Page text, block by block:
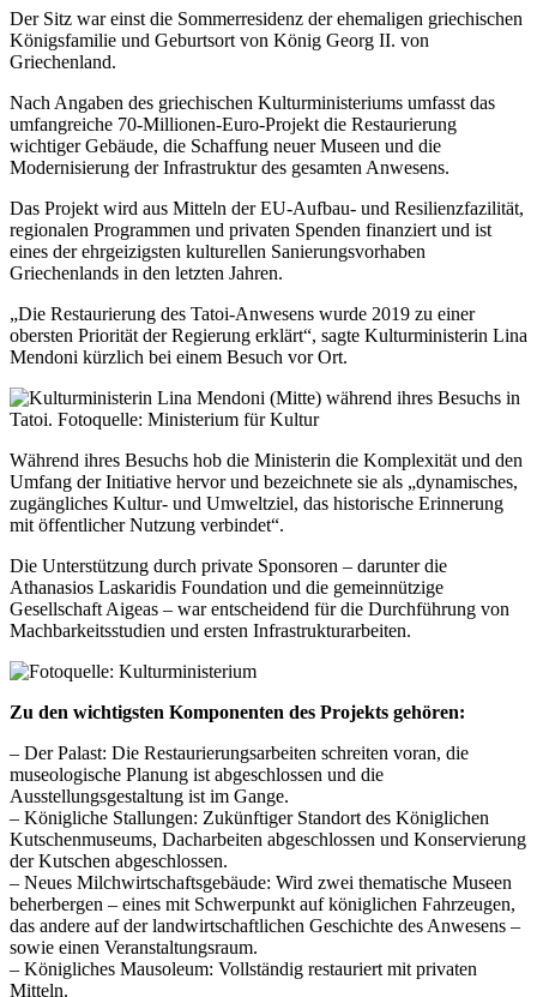
Der Sitz war einst die Sommerresidenz der ehemaligen griechischen
Königsfamilie und Geburtsort von König Georg II. von
Griechenland.
Nach Angaben des griechischen Kulturministeriums umfasst das
umfangreiche 70-Millionen-Euro-Projekt die Restaurierung
wichtiger Gebäude, die Schaffung neuer Museen und die
Modernisierung der Infrastruktur des gesamten Anwesens.
Das Projekt wird aus Mitteln der EU-Aufbau- und Resilienzfazilität,
regionalen Programmen und privaten Spenden finanziert und ist
eines der ehrgeizigsten kulturellen Sanierungsvorhaben
Griechenlands in den letzten Jahren.
„Die Restaurierung des Tatoi-Anwesens wurde 2019 zu einer
obersten Priorität der Regierung erklärt“, sagte Kulturministerin Lina
Mendoni kürzlich bei einem Besuch vor Ort.
Während ihres Besuchs hob die Ministerin die Komplexität und den
Umfang der Initiative hervor und bezeichnete sie als „dynamisches,
zugängliches Kultur- und Umweltziel, das historische Erinnerung
mit öffentlicher Nutzung verbindet“.
Die Unterstützung durch private Sponsoren – darunter die
Athanasios Laskaridis Foundation und die gemeinnützige
Gesellschaft Aigeas – war entscheidend für die Durchführung von
Machbarkeitsstudien und ersten Infrastrukturarbeiten.
Zu den wichtigsten Komponenten des Projekts gehören:
– Der Palast: Die Restaurierungsarbeiten schreiten voran, die
museologische Planung ist abgeschlossen und die
Ausstellungsgestaltung ist im Gange.
– Königliche Stallungen: Zukünftiger Standort des Königlichen
Kutschenmuseums, Dacharbeiten abgeschlossen und Konservierung
der Kutschen abgeschlossen.
– Neues Milchwirtschaftsgebäude: Wird zwei thematische Museen
beherbergen – eines mit Schwerpunkt auf königlichen Fahrzeugen,
das andere auf der landwirtschaftlichen Geschichte des Anwesens –
sowie einen Veranstaltungsraum.
– Königliches Mausoleum: Vollständig restauriert mit privaten
Mitteln.